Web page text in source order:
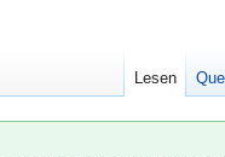
Lesen